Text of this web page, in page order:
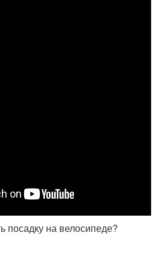
посадку на велосипеде?